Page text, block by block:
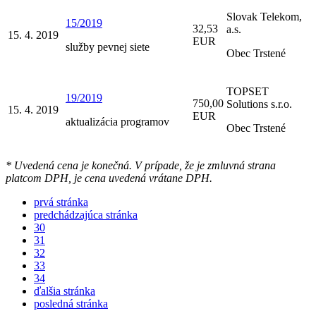
15. 4. 2019
15/2019
služby pevnej siete
32,53
EUR
Slovak Telekom,
a.s.
Obec Trstené
15. 4. 2019
19/2019
aktualizácia programov
750,00
EUR
TOPSET
Solutions s.r.o.
Obec Trstené
* Uvedená cena je konečná. V prípade, že je zmluvná strana
platcom DPH, je cena uvedená vrátane DPH.
prvá stránka
predchádzajúca stránka
30
31
32
33
34
ďalšia stránka
posledná stránka